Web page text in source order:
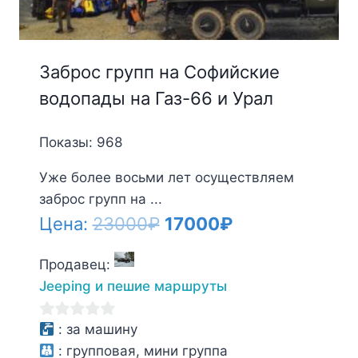
Заброс групп на Софийские
водопады на Газ-66 и Урал
Показы: 968
Уже более восьми лет осуществляем
заброс групп на ...
Цена:23000₽ Первоначальная
составляла
17000₽Текущая
Продавец:
Jeeping и пешие маршруты
0
из
: за машину
: групповая, мини группа